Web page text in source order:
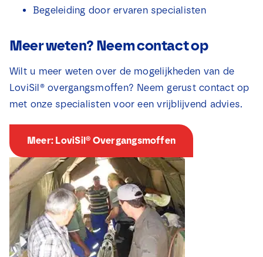
Begeleiding door ervaren specialisten
Meer weten? Neem contact op
Wilt u meer weten over de mogelijkheden van de
LoviSil® overgangsmoffen? Neem gerust contact op
met onze specialisten voor een vrijblijvend advies.
Meer: LoviSil® Overgangsmoffen